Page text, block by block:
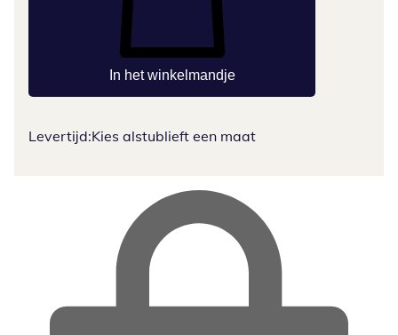
In het winkelmandje
Levertijd:Kies alstublieft een maat